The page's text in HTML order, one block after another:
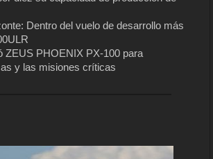
Dentro del vuelo de desarrollo más
ZEUS PHOENIX PX-100 para
y las misiones críticas